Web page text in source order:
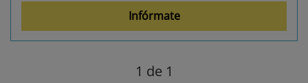
Infórmate
1 de 1